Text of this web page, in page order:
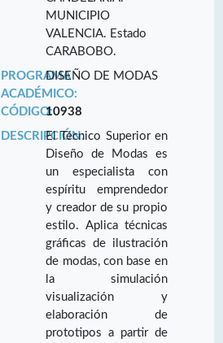
MUNICIPIO
VALENCIA. Estado
CARABOBO.
PROGRAMA
ACADÉMICO:
DISEÑO DE MODAS
CÓDIGO:10938
DESCRIPCIÓN:El Técnico Superior en
Diseño de Modas es
un especialista con
espíritu emprendedor
y creador de su propio
estilo. Aplica técnicas
gráficas de ilustración
de modas, con base en
la simulación
visualización y
elaboración de
prototipos a partir de